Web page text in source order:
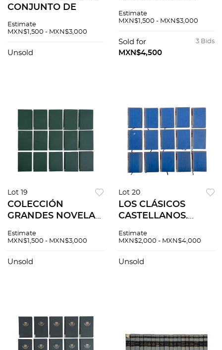
CONJUNTO DE
PARA LA
AUTODIDACTA.
Estimate
MXN$1,500 - MXN$3,000
Unsold
MÉXICO, EDITORES
UNIDOS. Tomos 1 -
69, en 24 volúmenes.
Estimate
MXN$1,500 - MXN$3,000
3 Bids
Sold for
MXN$4,500
Lot 19
COLECCIÓN
GRANDES NOVELAS
UNIVERSAL.
EDITORA COLÓN,
Estimate
MXN$1,500 - MXN$3,000
Unsold
Lot 20
LOS CLÁSICOS
CASTELLANOS.
CALPE, 1940´S. Pzs 61
Estimate
MXN$2,000 - MXN$4,000
Unsold